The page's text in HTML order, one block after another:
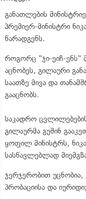
განათლების
პრემიერ-მინისტრი
წარადგენს.
როგორც "ჯი-ეიჩ-ენს"
აცნობეს, გილაური
საათზე მივა და
გააცნობს.
საკადრო ცვლილებების
გილაურმა გუშინ
ყოფილ მინისტრს,
სასწავლებლად
ჯერჯერობით უცნობია,
პრობაციისა და